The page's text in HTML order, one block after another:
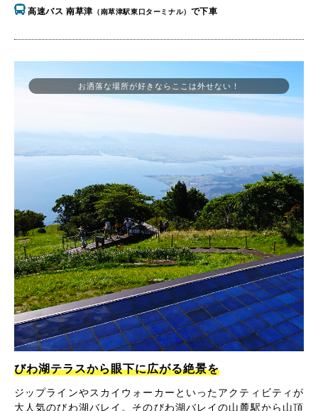
高速バス 南草津 （南草津駅東口ターミナル） で下車
びわ湖テラスから眼下に広がる絶景を
ジップラインやスカイウォーカーといったアクティビティが
大人気のびわ湖バレイ。そのびわ湖バレイの山麓駅から山頂
お洒落な場所が好きならここは外せない！